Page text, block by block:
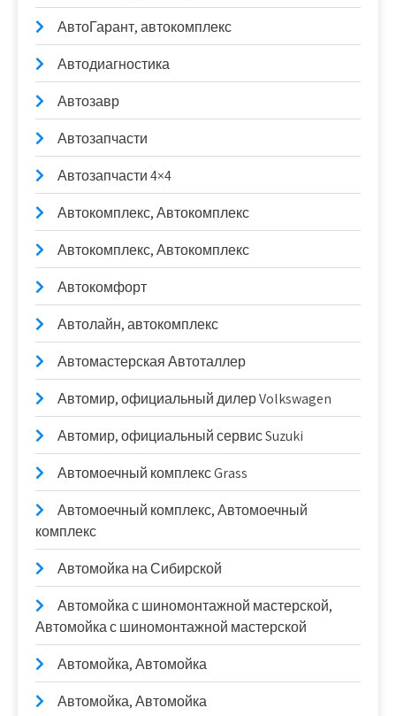
АвтоГарант, автокомплекс
Автодиагностика
Автозавр
Автозапчасти
Автозапчасти 4×4
Автокомплекс, Автокомплекс
Автокомплекс, Автокомплекс
Автокомфорт
Автолайн, автокомплекс
Автомастерская Автоталлер
Автомир, официальный дилер Volkswagen
Автомир, официальный сервис Suzuki
Автомоечный комплекс Grass
Автомоечный комплекс, Автомоечный
комплекс
Автомойка на Сибирской
Автомойка с шиномонтажной мастерской,
Автомойка с шиномонтажной мастерской
Автомойка, Автомойка
Автомойка, Автомойка